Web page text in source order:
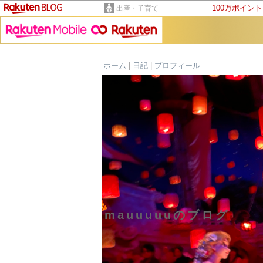
出産・子育て 100万ポイン
ホーム 日記 プロフィール
mauuuuuのブログ